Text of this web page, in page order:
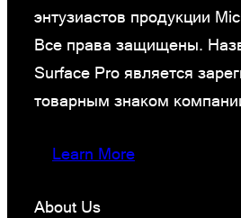
энтузиастов продукции
Все права защищены.
Surface Pro является
товарным знаком
Learn More
About Us